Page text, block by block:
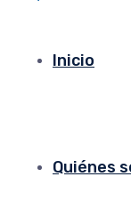
Inicio
Quiénes